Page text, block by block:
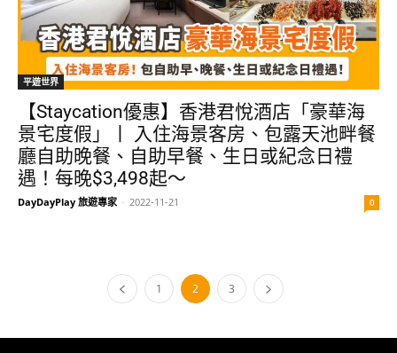
平遊世界
【Staycation優惠】香港君悅酒店「豪華海
景宅度假」丨 入住海景客房、包露天池畔餐
廳自助晚餐、自助早餐、生日或紀念日禮
遇！每晚$3,498起～
DayDayPlay 旅遊專家 - 2022-11-21 0
1 2 3